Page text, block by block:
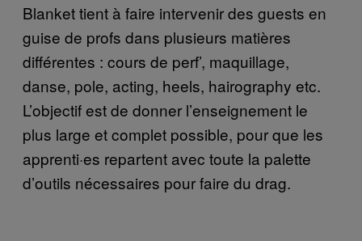
Blanket tient à faire intervenir des guests en
guise de profs dans plusieurs matières
différentes : cours de perf’, maquillage,
danse, pole, acting, heels, hairography etc.
L’objectif est de donner l’enseignement le
plus large et complet possible, pour que les
apprenti·es repartent avec toute la palette
d’outils nécessaires pour faire du drag.